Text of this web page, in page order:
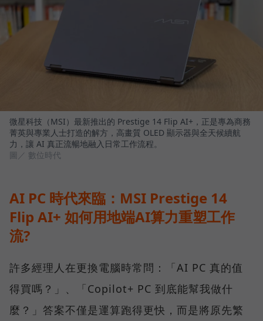
微星科技（MSI）最新推出的 Prestige 14 Flip AI+，正是專為商務
菁英與專業人士打造的解方，高畫質 OLED 顯示器與全天候續航
力，讓 AI 真正流暢地融入日常工作流程。
圖／ 數位時代
AI PC 時代來臨：MSI Prestige 14
Flip AI+ 如何用地端AI算力重塑工作
流?
許多經理人在更換電腦時常問：「AI PC 真的值
得買嗎？」、「Copilot+ PC 到底能幫我做什
麼？」答案不僅是運算跑得更快，而是將原先繁